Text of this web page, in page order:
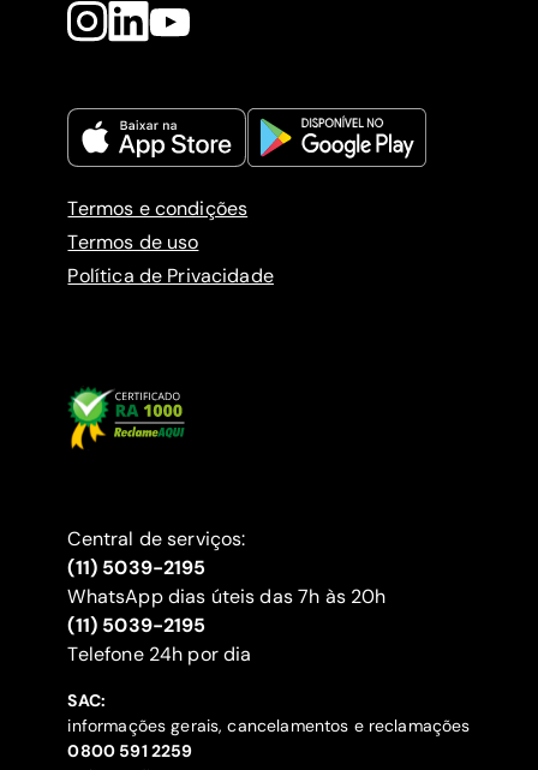
Termos e condições
Termos de uso
Política de Privacidade
Central de serviços:
(11) 5039-2195
WhatsApp dias úteis das 7h às 20h
(11) 5039-2195
‍Telefone 24h por dia
SAC:
informações gerais, cancelamentos e reclamações
‍0800 591 2259